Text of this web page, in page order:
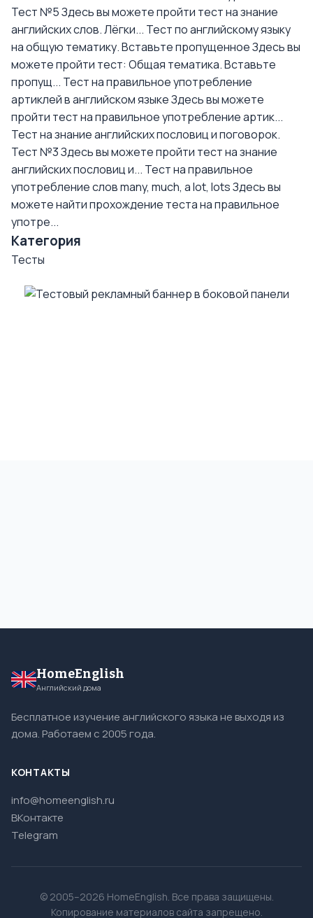
Тест №5Здесь вы можете пройти тест на знание
английских слов. Лёгки... Тест по английскому языку
на общую тематику. Вставьте пропущенноеЗдесь вы
можете пройти тест: Общая тематика. Вставьте
пропущ... Тест на правильное употребление
артиклей в английском языкеЗдесь вы можете
пройти тест на правильное употребление артик...
Тест на знание английских пословиц и поговорок.
Тест №3Здесь вы можете пройти тест на знание
английских пословиц и... Тест на правильное
употребление слов many, much, a lot, lotsЗдесь вы
можете найти прохождение теста на правильное
употре...
Категория
Тесты
HomeEnglish
Английский дома
Бесплатное изучение английского языка не выходя из
дома. Работаем с 2005 года.
КОНТАКТЫ
info@homeenglish.ru
ВКонтакте
Telegram
© 2005–2026 HomeEnglish. Все права защищены.
Копирование материалов сайта запрещено.